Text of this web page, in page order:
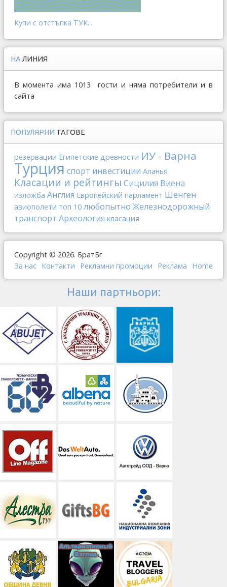
Купи с отстъпка ТУК...
НА ЛИНИЯ
В момента има 1013 гости и няма потребители и в
сайта
ПОПУЛЯРНИ ТАГОВЕ
резервации Египетские древности ИУ - Варна
Турция спорт инвестиции Аланья
Класации и рейтингы Сицилия Виена
изложба Англия Европейский парламент Шенген
авиополети топ 10 любопытно Железнодорожный
транспорт Археология класация
Copyright © 2026. БратБг
За нас Контакти Рекламни промоции Реклама Home
Наши партньори: